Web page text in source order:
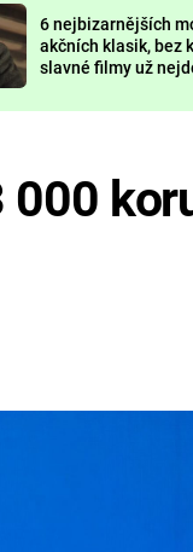
6 nejbizarnějších
akčních klasik, bez
slavné filmy už
000